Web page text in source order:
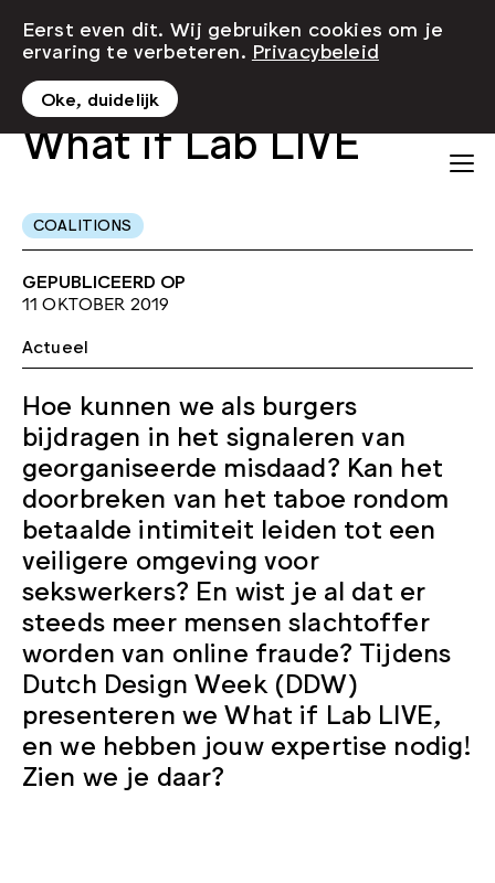
What if Lab LIVE
COALITIONS
GEPUBLICEERD OP
11 OKTOBER 2019
Actueel
Hoe kunnen we als burgers
bijdragen in het signaleren van
georganiseerde misdaad? Kan het
doorbreken van het taboe rondom
betaalde intimiteit leiden tot een
veiligere omgeving voor
sekswerkers? En wist je al dat er
steeds meer mensen slachtoffer
worden van online fraude? Tijdens
Dutch Design Week (DDW)
presenteren we What if Lab LIVE,
en we hebben jouw expertise nodig!
Zien we je daar?
Eerst even dit. Wij gebruiken cookies om je
ervaring te verbeteren. Privacybeleid
Oke, duidelijk